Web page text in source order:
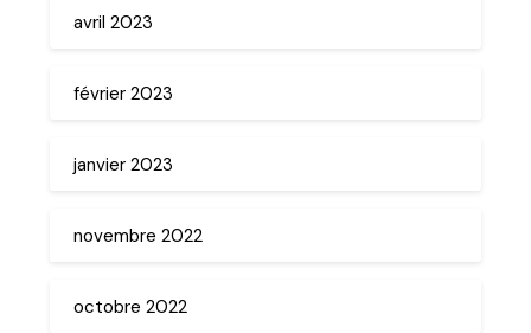
avril 2023
février 2023
janvier 2023
novembre 2022
octobre 2022